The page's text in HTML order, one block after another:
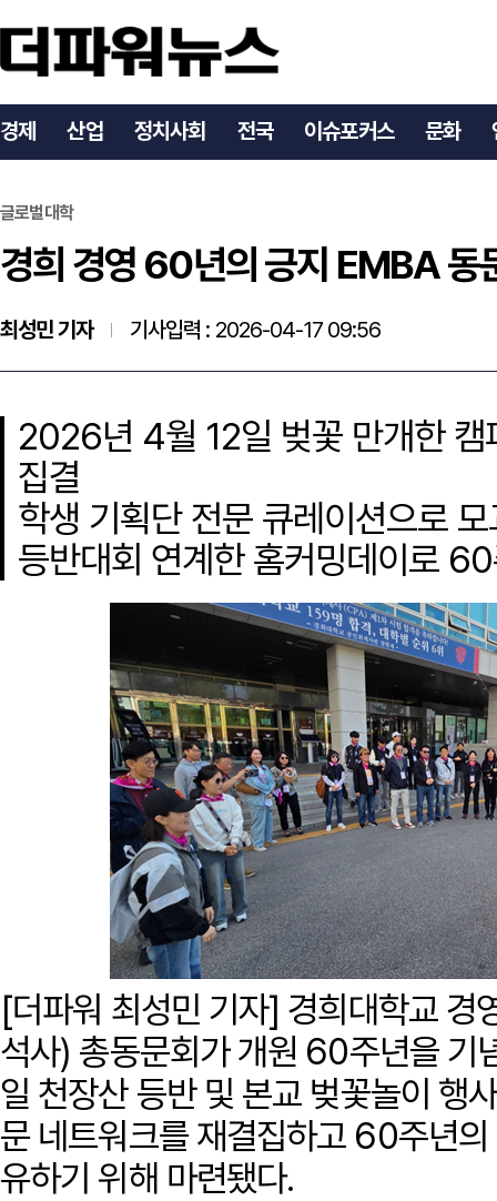
경제 산업 정치사회 전국 이슈포커스 문화
경희 경영 60년의 긍지 EMBA 동문
글로벌대학
경희 경영 60년의 긍지 EMBA 동
최성민 기자 기사입력 : 2026-04-17 09:56
2026년 4월 12일 벚꽃 만개한
집결
학생 기획단 전문 큐레이션으로
등반대회 연계한 홈커밍데이로
[더파워 최성민 기자] 경희대학교
석사) 총동문회가 개원 60주년을
일 천장산 등반 및 본교 벚꽃놀이 행
문 네트워크를 재결집하고 60주년
유하기 위해 마련됐다.